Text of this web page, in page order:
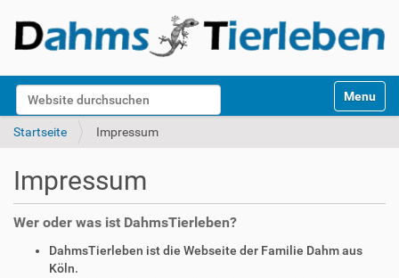
Website durchsuchen
k
Toggle
Startseite Impressum
Impressum
Wer oder was ist DahmsTierleben?
DahmsTierleben ist die Webseite der Familie Dahm aus
Köln.